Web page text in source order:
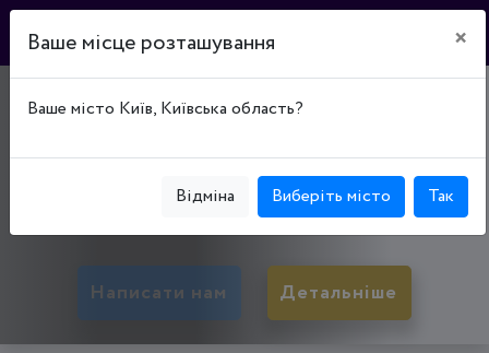
"ПОДОРОЖНИК
79052, Львівська обл., Львів, Залізничний р-н,
вул. Широка, буд. 66
Написати нам Детальніше
Ваше місце розташування ×
Ваше місто Київ, Київська область?
Відміна Виберіть місто Так